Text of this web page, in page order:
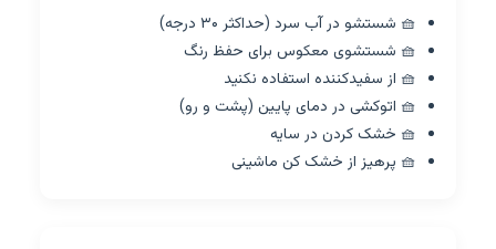
🧺 شستشو در آب سرد (حداکثر ۳۰ درجه)
🧺 شستشوی معکوس برای حفظ رنگ
🧺 از سفیدکننده استفاده نکنید
🧺 اتوکشی در دمای پایین (پشت و رو)
🧺 خشک کردن در سایه
🧺 پرهیز از خشک کن ماشینی